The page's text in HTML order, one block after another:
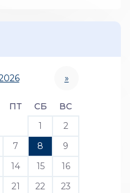
»
ПТ СБ
ВС
1
2
7 8
9
14 15
16
21 22
23